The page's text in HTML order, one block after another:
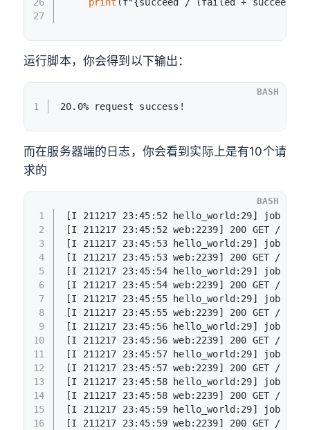
27
print (f"{succeed / (failed + succeed)
运行脚本，你会得到以下输出：
1 20.0% request success!
BASH
而在服务器端的日志，你会看到实际上是有10个请
求的
1
2
3
4
5
6
7
8
9
10
11
12
13
14
15
16
[I 211217 23:45:52 hello_world:29] job
[I 211217 23:45:52 web:2239] 200 GET /
[I 211217 23:45:53 hello_world:29] job
[I 211217 23:45:53 web:2239] 200 GET /
[I 211217 23:45:54 hello_world:29] job
[I 211217 23:45:54 web:2239] 200 GET /
[I 211217 23:45:55 hello_world:29] job
[I 211217 23:45:55 web:2239] 200 GET /
[I 211217 23:45:56 hello_world:29] job
[I 211217 23:45:56 web:2239] 200 GET /
[I 211217 23:45:57 hello_world:29] job
[I 211217 23:45:57 web:2239] 200 GET /
[I 211217 23:45:58 hello_world:29] job
[I 211217 23:45:58 web:2239] 200 GET /
[I 211217 23:45:59 hello_world:29] job
[I 211217 23:45:59 web:2239] 200 GET /
BASH